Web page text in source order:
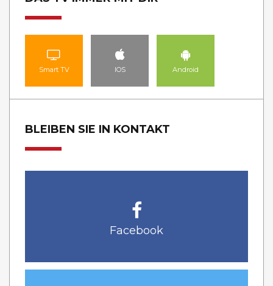
Smart TV IOS Android
BLEIBEN SIE IN KONTAKT
Facebook